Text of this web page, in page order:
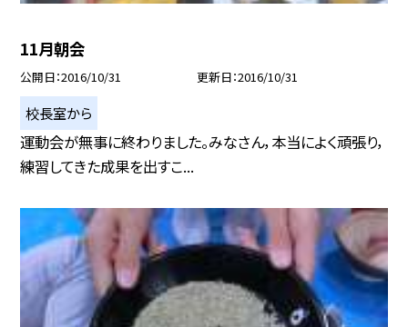
11月朝会
公開日 2016/10/31 更新日 2016/10/31
校長室から
運動会が無事に終わりました。みなさん，本当によく頑張り，
練習してきた成果を出すこ...